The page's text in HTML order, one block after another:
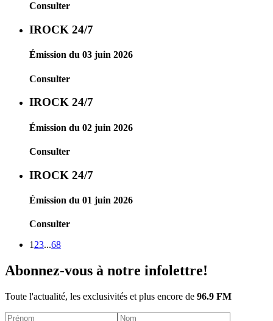
Consulter
IROCK 24/7
Émission du 03 juin 2026
Consulter
IROCK 24/7
Émission du 02 juin 2026
Consulter
IROCK 24/7
Émission du 01 juin 2026
Consulter
1 23...68
Abonnez-vous à notre infolettre!
Toute l'actualité, les exclusivités et plus encore de 96.9 FM